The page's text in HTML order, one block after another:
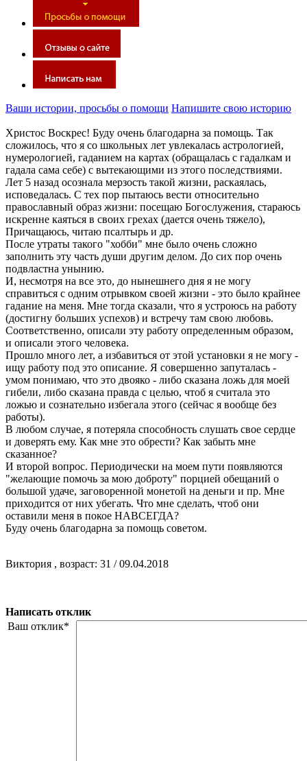
Ваши истории, просьбы о помощи Напишите свою историю
Христос Воскрес! Буду очень благодарна за помощь. Так
сложилось, что я со школьных лет увлекалась астрологией,
нумерологией, гаданием на картах (обращалась с гадалкам и
гадала сама себе) с вытекающими из этого последствиями.
Лет 5 назад осознала мерзость такой жизни, раскаялась,
исповедалась. С тех пор пытаюсь вести относительно
православный образ жизни: посещаю Богослужения, стараюсь
искренне каяться в своих грехах (дается очень тяжело),
Причащаюсь, читаю псалтырь и др.
После утраты такого "хобби" мне было очень сложно
заполнить эту часть души другим делом. До сих пор очень
подвластна унынию.
И, несмотря на все это, до нынешнего дня я не могу
справиться с одним отрывком своей жизни - это было крайнее
гадание на меня. Мне тогда сказали, что я устроюсь на работу
(достигну больших успехов) и встречу там свою любовь.
Соответственно, описали эту работу определенным образом,
и описали этого человека.
Прошло много лет, а избавиться от этой установки я не могу -
ищу работу под это описание. Я совершенно запуталась -
умом понимаю, что это двояко - либо сказана ложь для моей
гибели, либо сказана правда с целью, чтоб я считала это
ложью и сознательно избегала этого (сейчас я вообще без
работы).
В любом случае, я потеряла способность слушать свое сердце
и доверять ему. Как мне это обрести? Как забыть мне
сказанное?
И второй вопрос. Периодически на моем пути появляются
"желающие помочь за мою доброту" порцией обещаний о
большой удаче, заговоренной монетой на деньги и пр. Мне
приходится от них убегать. Что мне сделать, чтоб они
оставили меня в покое НАВСЕГДА?
Буду очень благодарна за помощь советом.
Виктория , возраст: 31 / 09.04.2018
Написать отклик
Ваш отклик*